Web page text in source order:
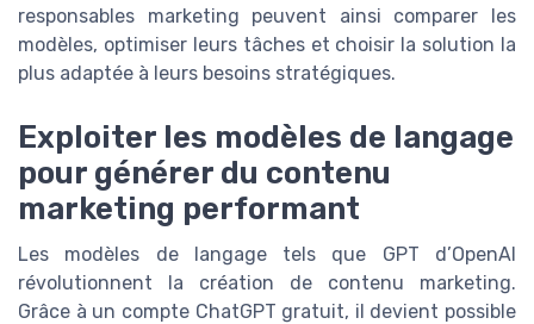
responsables marketing peuvent ainsi comparer les
modèles, optimiser leurs tâches et choisir la solution la
plus adaptée à leurs besoins stratégiques.
Exploiter les modèles de langage
pour générer du contenu
marketing performant
Les modèles de langage tels que GPT d’OpenAI
révolutionnent la création de contenu marketing.
Grâce à un compte ChatGPT gratuit, il devient possible